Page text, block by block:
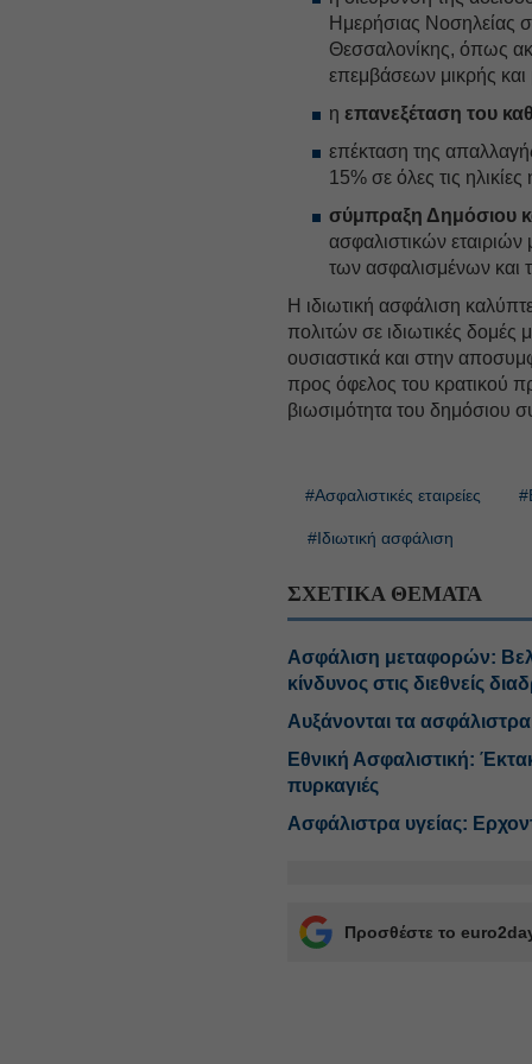
Ημερήσιας Νοσηλείας
Θεσσαλονίκης, όπως
επεμβάσεων μικρής και
ηεπανεξέταση του
επέκταση της
15% σε όλες τις
σύμπραξη Δημόσιου
ασφαλιστικών
των ασφαλισμένων και
Η ιδιωτική ασφάλιση
πολιτών σε ιδιωτικές
ουσιαστικά και στην
προς όφελος του κρατικού
βιωσιμότητα του δημόσιου
#Ασφαλιστικές εταιρείες
#Ιδιωτική ασφάλιση
ΣΧΕΤΙΚΑ ΘΕΜΑΤΑ
Ασφάλιση μεταφορών:
κίνδυνος στις διεθνείς
Αυξάνονται τα
Εθνική Ασφαλιστική:
πυρκαγιές
Ασφάλιστρα υγείας:
Προσθέστε το